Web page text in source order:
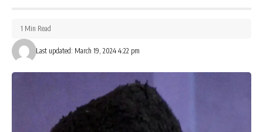
Last updated: March 19, 2024 4:22 pm
1 Min Read